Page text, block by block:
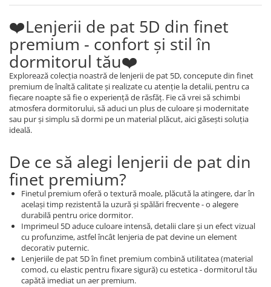
❤️Lenjerii de pat 5D din finet
premium - confort şi stil în
dormitorul tău❤️
Explorează colecţia noastră de lenjerii de pat 5D, concepute din finet
premium de înaltă calitate şi realizate cu atenţie la detalii, pentru ca
fiecare noapte să fie o experienţă de răsfăţ. Fie că vrei să schimbi
atmosfera dormitorului, să aduci un plus de culoare şi modernitate
sau pur şi simplu să dormi pe un material plăcut, aici găseşti soluţia
ideală.
De ce să alegi lenjerii de pat din
finet premium?
Finetul premium oferă o textură moale, plăcută la atingere, dar în
acelaşi timp rezistentă la uzură şi spălări frecvente - o alegere
durabilă pentru orice dormitor.
Imprimeul 5D aduce culoare intensă, detalii clare şi un efect vizual
cu profunzime, astfel încât lenjeria de pat devine un element
decorativ puternic.
Lenjeriile de pat 5D în finet premium combină utilitatea (material
comod, cu elastic pentru fixare sigură) cu estetica - dormitorul tău
capătă imediat un aer premium.